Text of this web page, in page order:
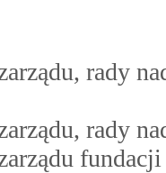
rady
rady